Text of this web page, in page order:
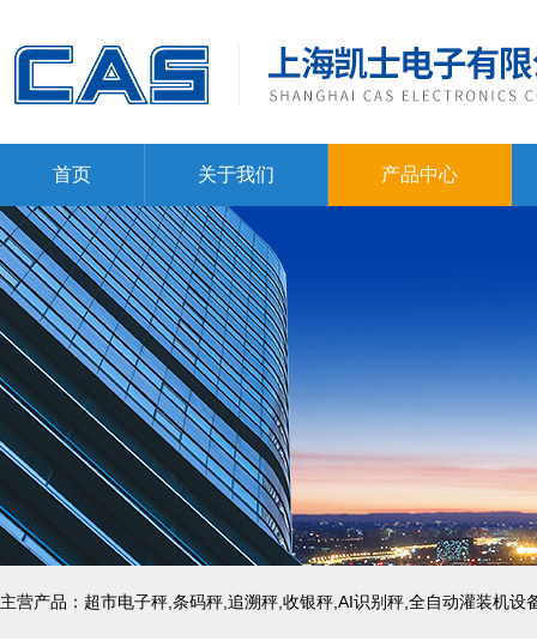
首页 关于我们 产品中心
主营产品：超市电子秤,条码秤,追溯秤,收银秤,AI识别秤,全自动灌装机设